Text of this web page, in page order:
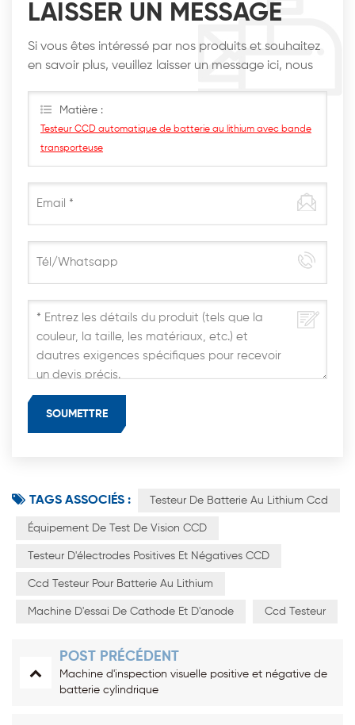
LAISSER UN MESSAGE
Si vous êtes intéressé par nos produits et souhaitez
en savoir plus, veuillez laisser un message ici, nous
Matière :
Testeur CCD automatique de batterie au lithium avec bande
transporteuse
TAGS ASSOCIÉS : Testeur De Batterie Au Lithium Ccd
Équipement De Test De Vision CCD
Testeur D'électrodes Positives Et Négatives CCD
Ccd Testeur Pour Batterie Au Lithium
Machine D'essai De Cathode Et D'anode Ccd Testeur
POST PRÉCÉDENT
Machine d'inspection visuelle positive et négative de
batterie cylindrique